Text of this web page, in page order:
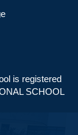
is registered
SCHOOL